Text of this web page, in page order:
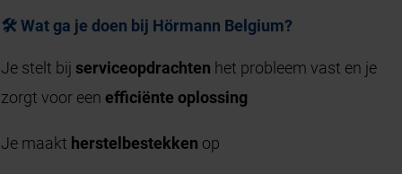
🛠️ Wat ga je doen bij Hörmann Belgium?
Je stelt bij serviceopdrachten het probleem vast en je
zorgt voor een efficiënte oplossing
Je maakt herstelbestekken op